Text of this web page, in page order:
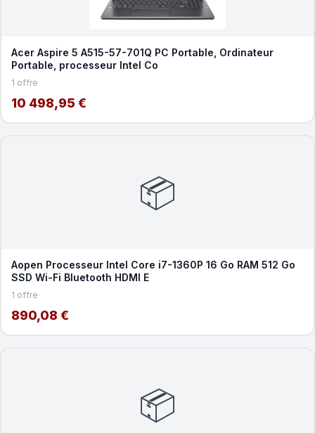
Acer Aspire 5 A515-57-701Q PC Portable, Ordinateur
Portable, processeur Intel Co
1 offre
10 498,95 €
📦
Aopen Processeur Intel Core i7-1360P 16 Go RAM 512 Go
SSD Wi-Fi Bluetooth HDMI E
1 offre
890,08 €
📦